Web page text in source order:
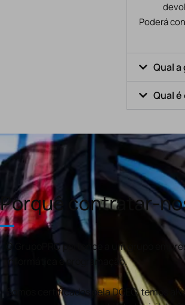
Poderá
Qual
Qual
Porquê contratar-
O GrupoPRO pertence a um grupo
informática e programação.
Somos certificados pela DGEG, temos